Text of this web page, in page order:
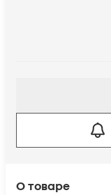
О товаре